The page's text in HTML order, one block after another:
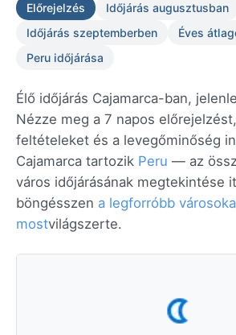
Előrejelzés
Időjárás augusztusban
Időjárás szeptemberben
Éves
Peru időjárása
Élő időjárás Cajamarca-ban,
Nézze meg a 7 napos
feltételeket és a levegőminőség
Cajamarca tartozik Peru — az
város időjárásának megtekintése
böngésszen a legforróbb
mostvilágszerte.